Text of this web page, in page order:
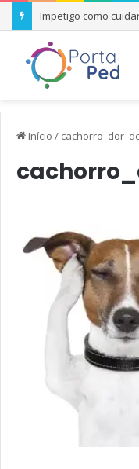
Impetigo como
Início /